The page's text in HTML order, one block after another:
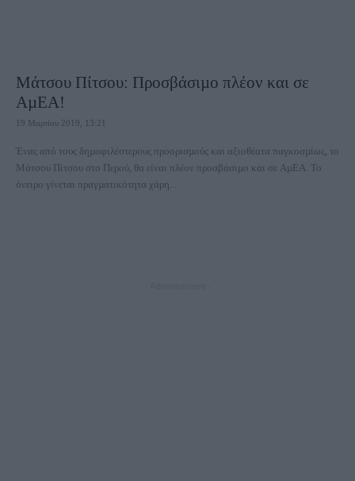
Μάτσου Πίτσου: Προσβάσιµο πλέον και σε
ΑµΕΑ!
19 Μαρτίου 2019, 13:21
Ένας από τους δηµοφιλέστερους προορισµούς και αξιοθέατα παγκοσµίως, το
Μάτσου Πίτσου στο Περού, θα είναι πλέον προσβάσιµο και σε ΑµΕΑ. Το
όνειρο γίνεται πραγµατικότητα χάρη...